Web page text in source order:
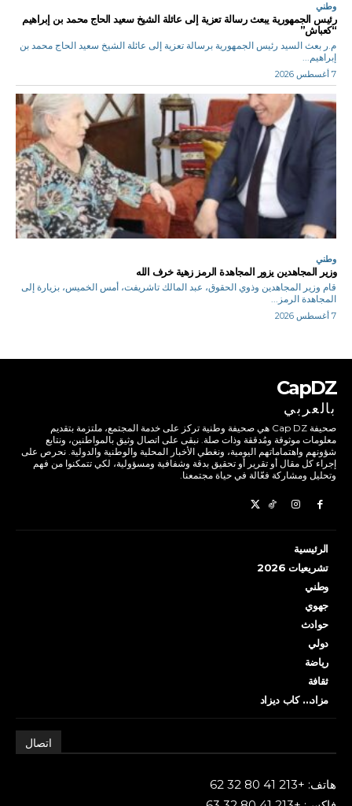
وطني
رئيس الجمهورية يبعث رسالة تعزية إلى عائلة الشيخ سعيد الحاج محمد بن إبراهيم
“كعباش”
م.ر بعث السيد رئيس الجمهورية برسالة تعزية إلى عائلة الشيخ سعيد الحاج محمد بن
إبراهيم...
7 أغسطس 2026
وطني
وزير المجاهدين يزور المجاهدة الرمز زهية خرف الله
قام وزير المجاهدين وذوي الحقوق، عبد المالك تاشريفت، أمس الخميس، بزيارة إلى
المجاهدة الرمز...
7 أغسطس 2026
CapDZ
بالعربي
صحيفة Cap DZ هي صحيفة وطنية تركز على خدمة المجتمع، ملتزمة بتقديم
معلومات موثوقة ومُدققة وذات صلة. نبقى على اتصال وثيق بالمواطنين، ونتابع
شؤونهم واهتماماتهم اليومية، ونغطي الأخبار المحلية والوطنية والدولية. نحرص على
إجراء كل مقال أو تقرير أو تحقيق بدقة وشفافية ومسؤولية، لكي تتمكنوا من فهم
وتحليل ومشاركة فعّالة في حياة مجتمعنا.
الرئيسية
تشريعيات 2026
وطني
جهوي
حوادث
دولي
رياضة
ثقافة
مزاد… كاب ديزاد
اتصال
هاتف: +213 41 80 32 62